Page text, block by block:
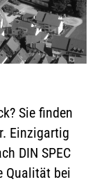
Sie finden
Einzigartig
DIN SPEC
Qualität bei